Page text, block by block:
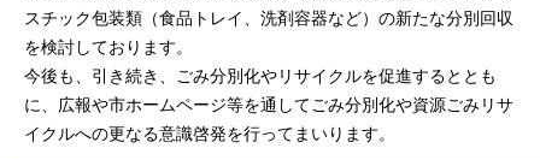
スチック包装類（食品トレイ、洗剤容器など）の新たな分別回収
を検討しております。
今後も、引き続き、ごみ分別化やリサイクルを促進するととも
に、広報や市ホームページ等を通してごみ分別化や資源ごみリサ
イクルへの更なる意識啓発を行ってまいります。